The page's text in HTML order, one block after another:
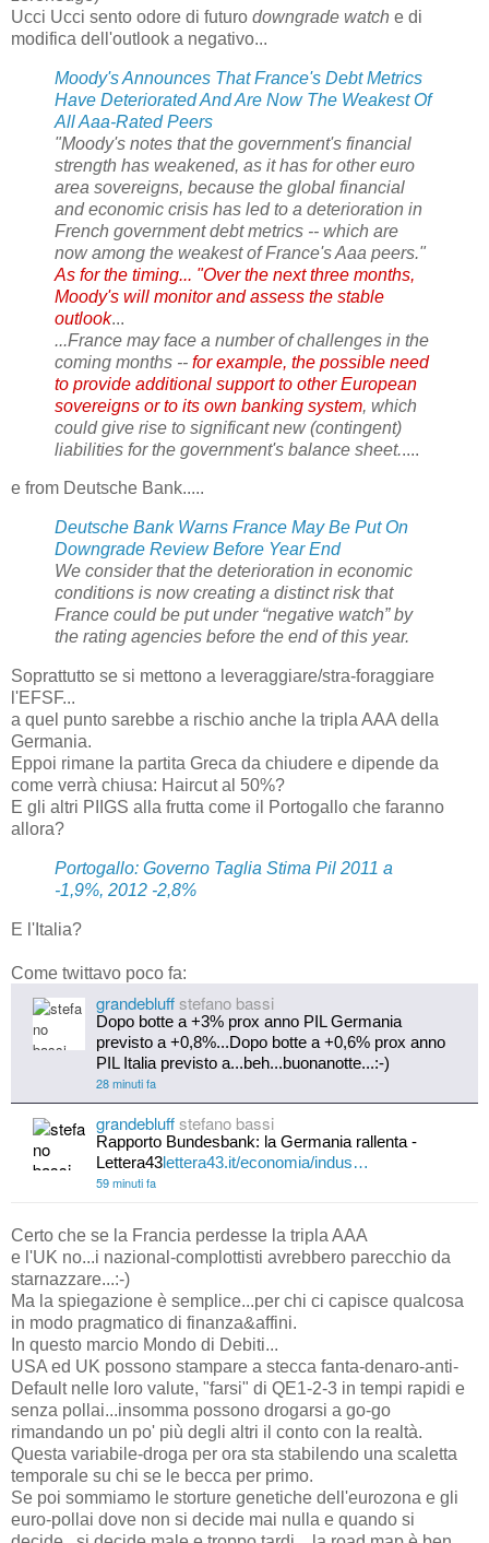
Ucci Ucci sento odore di futuro downgrade watch e di
modifica dell'outlook a negativo...
Moody's Announces That France's Debt Metrics
Have Deteriorated And Are Now The Weakest Of
All Aaa-Rated Peers
"Moody's notes that the government's financial
strength has weakened, as it has for other euro
area sovereigns, because the global financial
and economic crisis has led to a deterioration in
French government debt metrics -- which are
now among the weakest of France's Aaa peers."
As for the timing... "Over the next three months,
Moody's will monitor and assess the stable
outlook...
...France may face a number of challenges in the
coming months -- for example, the possible need
to provide additional support to other European
sovereigns or to its own banking system, which
could give rise to significant new (contingent)
liabilities for the government's balance sheet.....
e from Deutsche Bank.....
Deutsche Bank Warns France May Be Put On
Downgrade Review Before Year End
We consider that the deterioration in economic
conditions is now creating a distinct risk that
France could be put under “negative watch” by
the rating agencies before the end of this year.
Soprattutto se si mettono a leveraggiare/stra-foraggiare
l'EFSF...
a quel punto sarebbe a rischio anche la tripla AAA della
Germania.
Eppoi rimane la partita Greca da chiudere e dipende da
come verrà chiusa: Haircut al 50%?
E gli altri PIIGS alla frutta come il Portogallo che faranno
allora?
Portogallo: Governo Taglia Stima Pil 2011 a
-1,9%, 2012 -2,8%
E l'Italia?
Come twittavo poco fa:
grandebluff stefano bassi
Dopo botte a +3% prox anno PIL Germania
previsto a +0,8%...Dopo botte a +0,6% prox anno
PIL Italia previsto a...beh...buonanotte...:-)
28 minuti fa
grandebluffstefano bassi
Rapporto Bundesbank: la Germania rallenta -
Lettera43lettera43.it/economia/indus…
59 minuti fa
Certo che se la Francia perdesse la tripla AAA
e l'UK no...i nazional-complottisti avrebbero parecchio da
starnazzare...:-)
Ma la spiegazione è semplice...per chi ci capisce qualcosa
in modo pragmatico di finanza&affini.
In questo marcio Mondo di Debiti...
USA ed UK possono stampare a stecca fanta-denaro-anti-
Default nelle loro valute, "farsi" di QE1-2-3 in tempi rapidi e
senza pollai...insomma possono drogarsi a go-go
rimandando un po' più degli altri il conto con la realtà.
Questa variabile-droga per ora sta stabilendo una scaletta
temporale su chi se le becca per primo.
Se poi sommiamo le storture genetiche dell'eurozona e gli
euro-pollai dove non si decide mai nulla e quando si